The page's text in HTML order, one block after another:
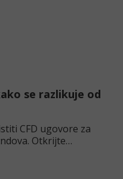
se razlikuje od
CFD ugovore za
Otkrijte